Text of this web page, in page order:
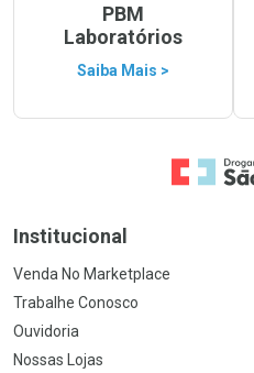
PBM
Laboratórios
Saiba Mais >
Ir para a
Institucional
Venda No Marketplace
Trabalhe Conosco
Ouvidoria
Nossas Lojas